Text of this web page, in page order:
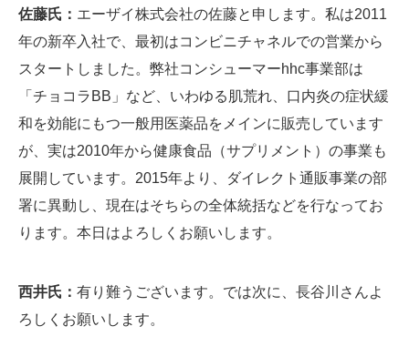
佐藤氏： エーザイ株式会社の佐藤と申します。私は2011
年の新卒入社で、最初はコンビニチャネルでの営業から
スタートしました。弊社コンシューマーhhc事業部は
「チョコラBB」など、いわゆる肌荒れ、口内炎の症状緩
和を効能にもつ一般用医薬品をメインに販売しています
が、実は2010年から健康食品（サプリメント）の事業も
展開しています。2015年より、ダイレクト通販事業の部
署に異動し、現在はそちらの全体統括などを行なってお
ります。本日はよろしくお願いします。
西井氏： 有り難うございます。では次に、長谷川さんよ
ろしくお願いします。